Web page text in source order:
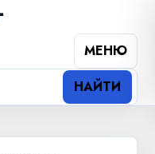
НАЙТИ
МЕНЮ